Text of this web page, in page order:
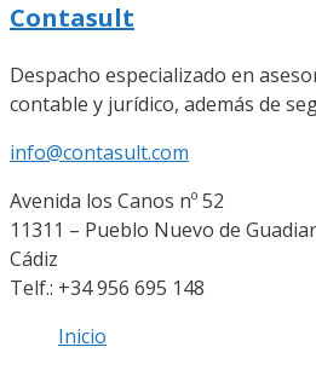
Contasult
Despacho especializado en
contable y jurídico, además de
info@contasult.com
Avenida los Canos nº 52
11311 – Pueblo Nuevo de
Cádiz
Telf.: +34 956 695 148
Inicio